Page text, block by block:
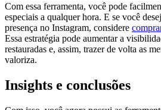
Com essa ferramenta, você ​pode
especiais ​a qualquer‌ hora. ‍E se ⁢você
presença no⁢ Instagram,‌ considere
Essa estratégia⁢ pode ⁣aumentar a
restauradas e, assim, trazer ‍de volta as
valoriza.
Insights e conclusões